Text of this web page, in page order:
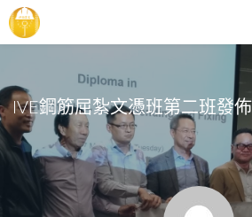
IVE鋼筋屈紮文憑班第二班發